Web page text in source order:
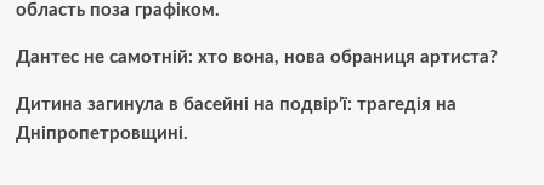
область поза графіком.
Дантес не самотній: хто вона, нова обраниця артиста?
Дитина загинула в басейні на подвір’ї: трагедія на
Дніпропетровщині.